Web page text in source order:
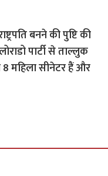
बनने की पुष्टि की
पार्टी से ताल्लुक
महिला सीनेटर हैं और